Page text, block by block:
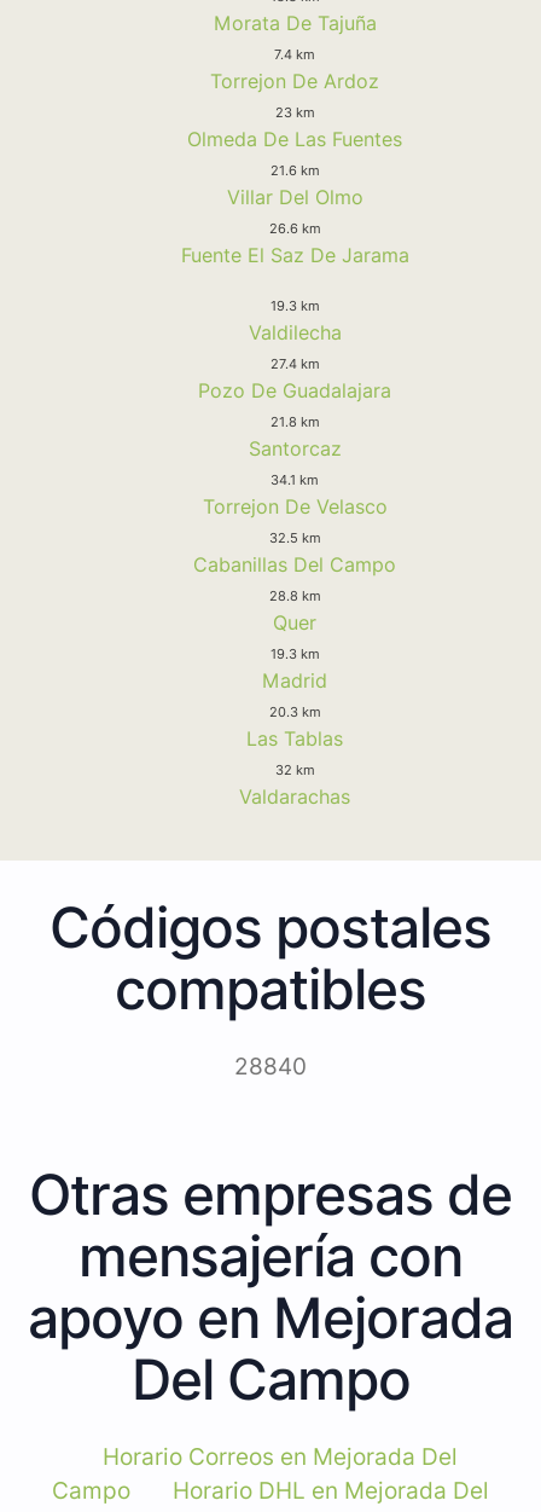
Morata De Tajuña
7.4 km
Torrejon De Ardoz
23 km
Olmeda De Las Fuentes
21.6 km
Villar Del Olmo
26.6 km
Fuente El Saz De Jarama
19.3 km
Valdilecha
27.4 km
Pozo De Guadalajara
21.8 km
Santorcaz
34.1 km
Torrejon De Velasco
32.5 km
Cabanillas Del Campo
28.8 km
Quer
19.3 km
Madrid
20.3 km
Las Tablas
32 km
Valdarachas
Códigos postales
compatibles
28840
Otras empresas de
mensajería con
apoyo en Mejorada
Del Campo
Horario Correos en Mejorada Del
Campo
Horario DHL en Mejorada Del